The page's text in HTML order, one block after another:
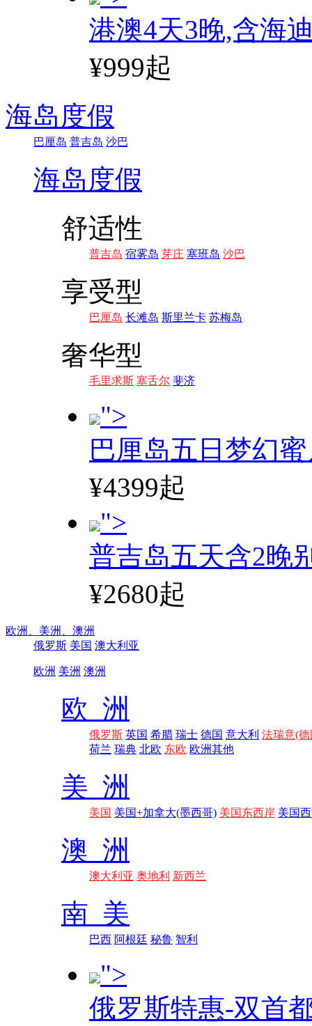
港澳4天3晚,含海
¥999起
海岛度假
巴厘岛 普吉岛 沙巴
海岛度假
舒适性
普吉岛 宿雾岛 芽庄 塞班岛 沙巴
享受型
巴厘岛 长滩岛 斯里兰卡 苏梅岛
奢华型
毛里求斯 塞舌尔 斐济
">
巴厘岛五日梦幻
¥4399起
">
普吉岛五天含2晚
¥2680起
欧洲、 美洲、 澳洲
俄罗斯 美国 澳大利亚
欧洲 美洲 澳洲
欧 洲
俄罗斯 英国 希腊 瑞士 德国 意大利 法瑞意(德
荷兰 瑞典 北欧 东欧 欧洲其他
美 洲
美国 美国+加拿大(墨西哥) 美国东西岸 美国
澳 洲
澳大利亚 奥地利 新西兰
南 美
巴西 阿根廷 秘鲁 智利
">
俄罗斯特惠-双首